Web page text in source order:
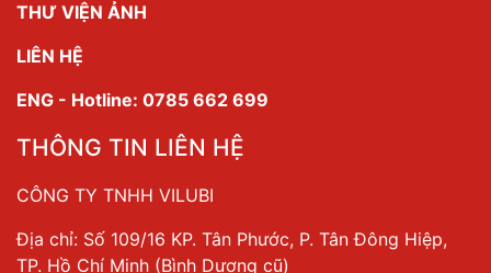
THƯ VIỆN ẢNH
LIÊN HỆ
ENG - Hotline: 0785 662 699
THÔNG TIN LIÊN HỆ
CÔNG TY TNHH VILUBI
Địa chỉ: Số 109/16 KP. Tân Phước, P. Tân Đông Hiệp,
TP. Hồ Chí Minh (Bình Dương cũ)